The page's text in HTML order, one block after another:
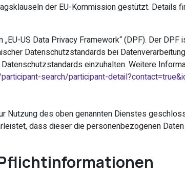
der EU-Kommission gestützt. Details
US Data Privacy Framework“ (DPF). Der
Datenschutzstandards bei
einzuhalten. Weitere
search/participant-
Nutzung des oben genannten Dienstes
dass dieser die personenbezogenen